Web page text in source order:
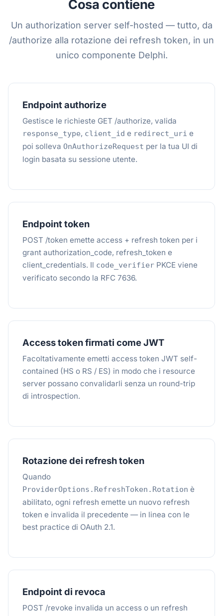
Cosa contiene
Un authorization server self-hosted — tutto, da
/authorize alla rotazione dei refresh token, in un
unico componente Delphi.
Endpoint authorize
Gestisce le richieste GET /authorize, valida
response_type, client_id e redirect_uri e
poi solleva OnAuthorizeRequest per la tua UI di
login basata su sessione utente.
Endpoint token
POST /token emette access + refresh token per i
grant authorization_code, refresh_token e
client_credentials. Il code_verifier PKCE viene
verificato secondo la RFC 7636.
Access token firmati come JWT
Facoltativamente emetti access token JWT self-
contained (HS o RS / ES) in modo che i resource
server possano convalidarli senza un round-trip
di introspection.
Rotazione dei refresh token
Quando
ProviderOptions.RefreshToken.Rotation è
abilitato, ogni refresh emette un nuovo refresh
token e invalida il precedente — in linea con le
best practice di OAuth 2.1.
Endpoint di revoca
POST /revoke invalida un access o un refresh